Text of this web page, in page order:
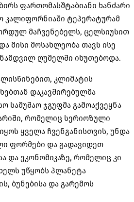
ფართომასშტაბიანი ხანძარი
კალიფორნიაში ტეპერატურამ
მაჩვენებელს, ცელსიუსით
მისი მოსახლეობა თავს ისე
ღუმელში იხუთებოდა.
კლიმატის
დაკავშირებულმა
სამუშაო ჯგუფმა გამოაქვეყნა
რომელიც სერიოზული
ყველა ჩვენგანისთვის, უნდა
ფორმები და გადავიდეთ
და ეკონომიკაზე, რომელიც კი
უწყობს პლანეტა
ბუნებისა და გარემოს